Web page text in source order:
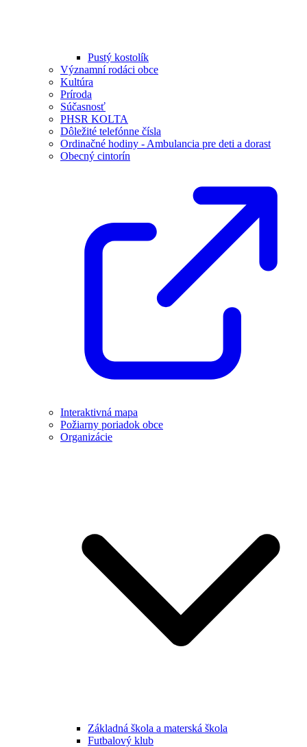
Pustý kostolík
Významní rodáci obce
Kultúra
Príroda
Súčasnosť
PHSR KOLTA
Dôležité telefónne čísla
Ordinačné hodiny - Ambulancia pre deti a dorast
Obecný cintorín
Interaktivná mapa
Požiarny poriadok obce
Organizácie
Základná škola a materská škola
Futbalový klub